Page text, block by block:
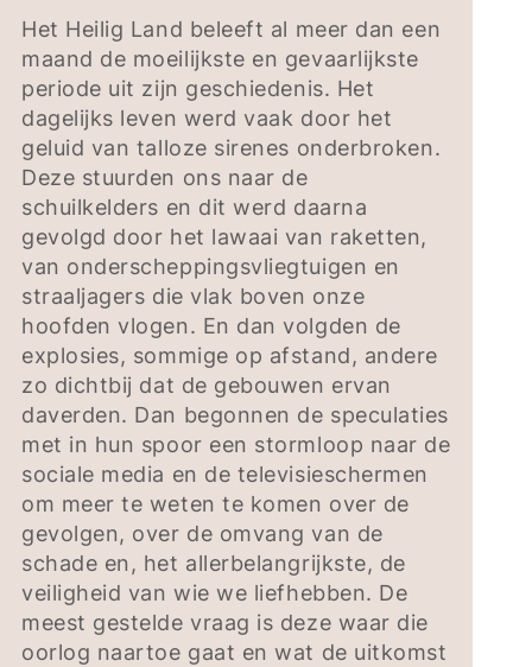
Het Heilig Land beleeft al meer dan een
maand de moeilijkste en gevaarlijkste
periode uit zijn geschiedenis. Het
dagelijks leven werd vaak door het
geluid van talloze sirenes onderbroken.
Deze stuurden ons naar de
schuilkelders en dit werd daarna
gevolgd door het lawaai van raketten,
van onderscheppingsvliegtuigen en
straaljagers die vlak boven onze
hoofden vlogen. En dan volgden de
explosies, sommige op afstand, andere
zo dichtbij dat de gebouwen ervan
daverden. Dan begonnen de speculaties
met in hun spoor een stormloop naar de
sociale media en de televisieschermen
om meer te weten te komen over de
gevolgen, over de omvang van de
schade en, het allerbelangrijkste, de
veiligheid van wie we liefhebben. De
meest gestelde vraag is deze waar die
oorlog naartoe gaat en wat de uitkomst